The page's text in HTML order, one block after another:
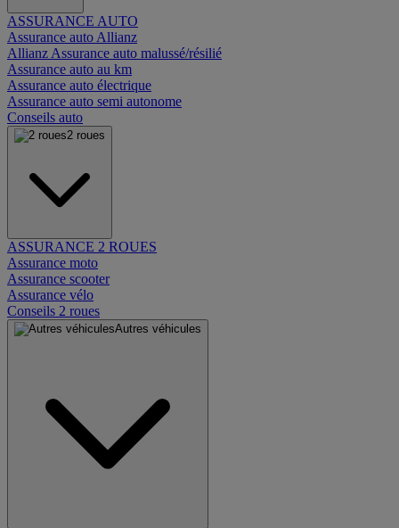
ASSURANCE AUTO
Assurance auto Allianz
Allianz Assurance auto malussé/résilié
Assurance auto au km
Assurance auto électrique
Assurance auto semi autonome
Conseils auto
2 roues
ASSURANCE 2 ROUES
Assurance moto
Assurance scooter
Assurance vélo
Conseils 2 roues
Autres véhicules